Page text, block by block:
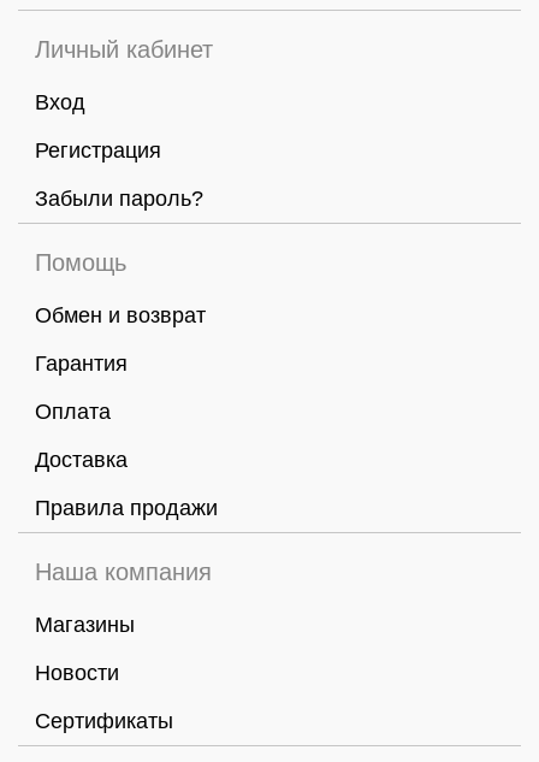
Личный кабинет
Вход
Регистрация
Забыли пароль?
Помощь
Обмен и возврат
Гарантия
Оплата
Доставка
Правила продажи
Наша компания
Магазины
Новости
Сертификаты